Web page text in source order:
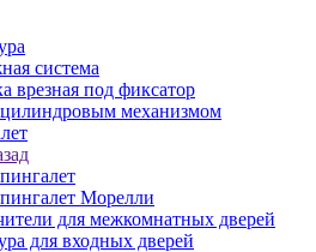
система
врезная под фиксатор
механизмом
Морелли
для межкомнатных дверей
для входных дверей